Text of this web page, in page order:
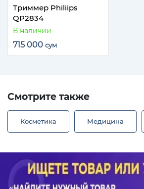
Триммер Philiips
QP2834
В наличии
715 000 сум
Смотрите также
Косметика Медицина